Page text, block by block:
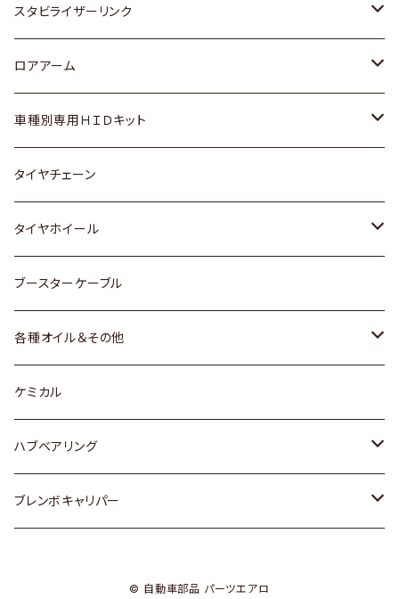
スバル
いすゞ
ダイハツ
マツダ
三菱
スバル
レクサス
スズキ
日産
ダイハツ
マツダ
三菱
スバル
ホンダ
スズキ
日産
いすゞ
ダイハツ
マツダ
三菱
スバル
トヨタ
ホンダ
スズキ
日産
ダイハツ
スバル
スタビライザーリンク
トヨタ
ホンダ
スズキ
日産
ダイハツ
マツダ
ロアアーム
ホンダ
スズキ
日産
ダイハツ
マツダ
スバル
車種別専用ＨＩＤキット
トヨタ
マツダ
タイヤチェーン
タイヤホイール
トヨタ
ホンダ
スズキ
日産
ダイハツ
ブースターケーブル
各種オイル＆その他
ディーデル洗浄添加剤
ケミカル
ハブベアリング
トヨタ
ブレンボキャリパー
© 自動車部品 パーツエアロ